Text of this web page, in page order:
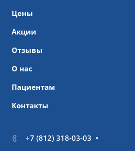
Цены
Акции
Отзывы
О нас
Пациентам
Контакты
+7 (812) 318-03-03